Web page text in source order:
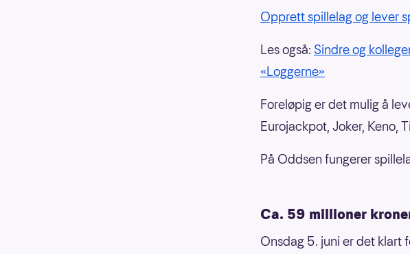
Opprett spillelag og lever
Les også: Sindre og
«Loggerne»
Foreløpig er det mulig å
Eurojackpot, Joker, Keno,
På Oddsen fungerer
Ca. 59 millioner
Onsdag 5. juni er det klart